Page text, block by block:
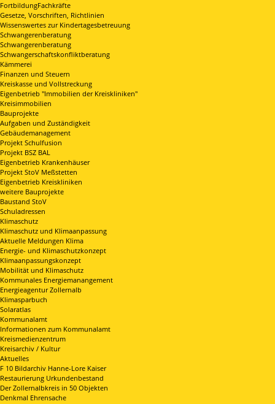
FortbildungFachkräfte
Gesetze, Vorschriften, Richtlinien
Wissenswertes zur Kindertagesbetreuung
Schwangerenberatung
Schwangerenberatung
Schwangerschaftskonfliktberatung
Kämmerei
Finanzen und Steuern
Kreiskasse und Vollstreckung
Eigenbetrieb "Immobilien der Kreiskliniken"
Kreisimmobilien
Bauprojekte
Aufgaben und Zuständigkeit
Gebäudemanagement
Projekt Schulfusion
Projekt BSZ BAL
Eigenbetrieb Krankenhäuser
Projekt StoV Meßstetten
Eigenbetrieb Kreiskliniken
weitere Bauprojekte
Baustand StoV
Schuladressen
Klimaschutz
Klimaschutz und Klimaanpassung
Aktuelle Meldungen Klima
Energie- und Klimaschutzkonzept
Klimaanpassungskonzept
Mobilität und Klimaschutz
Kommunales Energiemanangement
Energieagentur Zollernalb
Klimasparbuch
Solaratlas
Kommunalamt
Informationen zum Kommunalamt
Kreismedienzentrum
Kreisarchiv / Kultur
Aktuelles
F 10 Bildarchiv Hanne-Lore Kaiser
Restaurierung Urkundenbestand
Der Zollernalbkreis in 50 Objekten
Denkmal Ehrensache